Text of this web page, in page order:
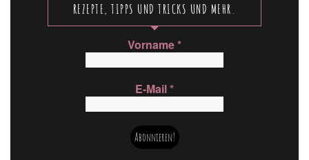
REZEPTE, TIPPS UND TRICKS UND MEHR.
Vorname*
E-Mail*